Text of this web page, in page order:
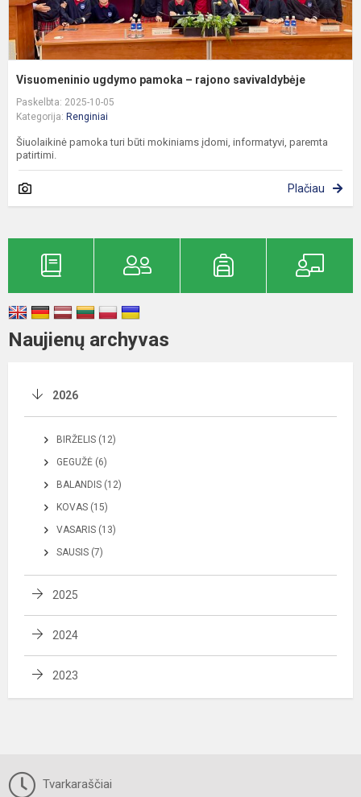
Visuomeninio ugdymo pamoka – rajono savivaldybėje
Paskelbta: 2025-10-05
Kategorija: Renginiai
Šiuolaikinė pamoka turi būti mokiniams įdomi, informatyvi, paremta
patirtimi.
Plačiau
Naujienų archyvas
2026
BIRŽELIS (12)
GEGUŽĖ (6)
BALANDIS (12)
KOVAS (15)
VASARIS (13)
SAUSIS (7)
2025
2024
2023
Tvarkaraščiai